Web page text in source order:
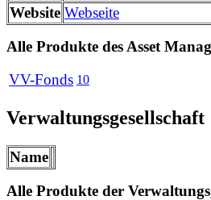
Website Webseite
Alle Produkte des Asset
VV-Fonds 10
Verwaltungsgesellschaft
Name
Alle Produkte der